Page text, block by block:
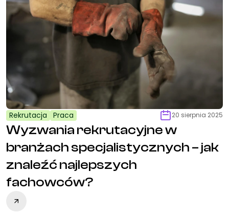
Rekrutacja Praca 20 sierpnia 2025
Wyzwania rekrutacyjne w
branżach specjalistycznych – jak
znaleźć najlepszych
fachowców?